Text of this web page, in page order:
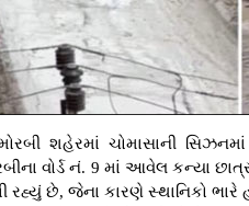
શહેરમાં ચોમાસાની
વોર્ડ નં. 9 માં આવેલ કન્યા
રહ્યું છે, જેના કારણે સ્થાનિકો ભારે